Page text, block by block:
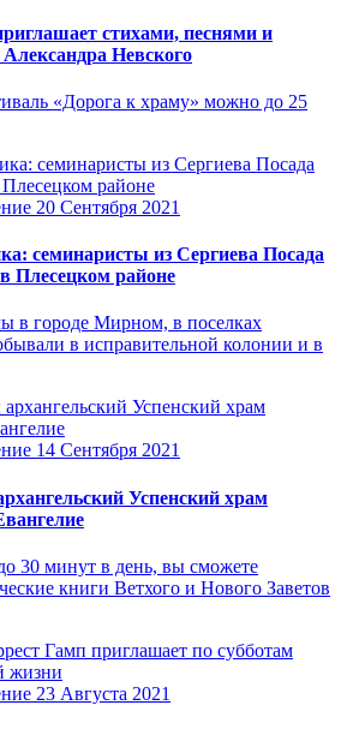
стихами, песнями и
Невского
«Дорога к храму» можно до 25
20 Сентября 2021
семинаристы из Сергиева Посада
Плесецком районе
в городе Мирном, в поселках
в исправительной колонии и в
14 Сентября 2021
Успенский храм
30 минут в день, вы сможете
книги Ветхого и Нового Заветов
23 Августа 2021